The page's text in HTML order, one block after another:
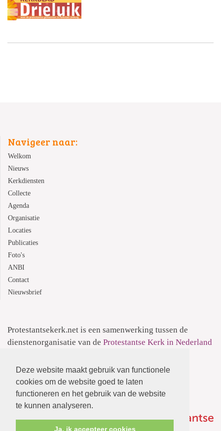
Deze website maakt gebruik van functionele
cookies om de website goed te laten
functioneren en het gebruik van de website
te kunnen analyseren.
Ja, ik accepteer cookies
Navigeer naar:
Welkom
Nieuws
Kerkdiensten
Collecte
Agenda
Organisatie
Locaties
Publicaties
Foto's
ANBI
Contact
Nieuwsbrief
Protestantsekerk.net is een samenwerking tussen de
dienstenorganisatie van de Protestantse Kerk in Nederland
Informatie over dePrivacyverklaring